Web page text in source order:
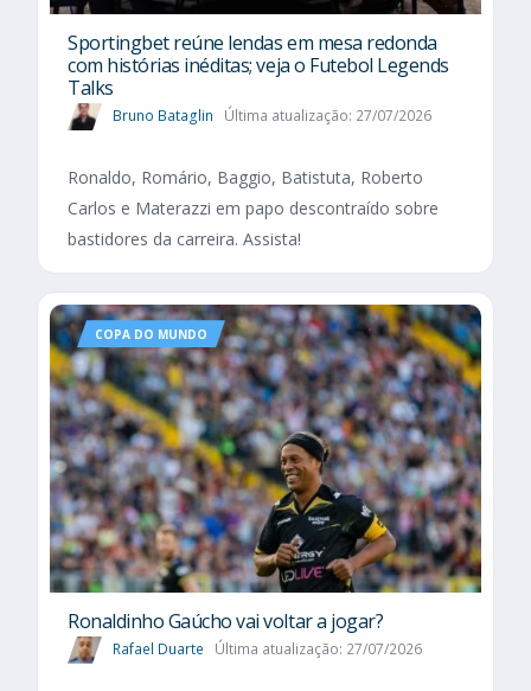
Sportingbet reúne lendas em mesa redonda
com histórias inéditas; veja o Futebol Legends
Talks
Bruno Bataglin Última atualização: 27/07/2026
Ronaldo, Romário, Baggio, Batistuta, Roberto
Carlos e Materazzi em papo descontraído sobre
bastidores da carreira. Assista!
COPA DO MUNDO
Ronaldinho Gaúcho vai voltar a jogar?
Rafael Duarte Última atualização: 27/07/2026